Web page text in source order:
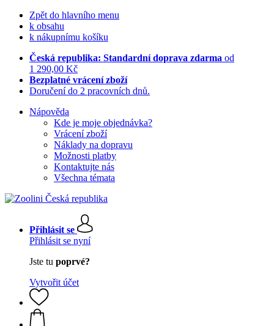
Zpět do hlavního menu
k obsahu
k nákupnímu košíku
Česká republika: Standardní doprava zdarma od
1 290,00 Kč
Bezplatné vrácení zboží
Doručení do 2 pracovních dnů.
Nápověda
Kde je moje objednávka?
Vrácení zboží
Náklady na dopravu
Možnosti platby
Kontaktujte nás
Všechna témata
Přihlásit se
Přihlásit se nyní
Jste tu poprvé?
Vytvořit účet